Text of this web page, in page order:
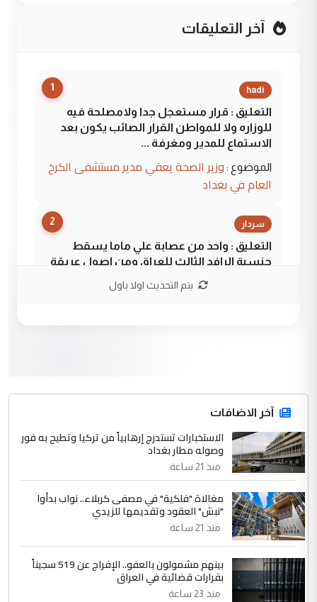
آخر التعليقات
1 hadi
التعليق : قرار مستعجل جدا ولامصلحة فيه
للوزاره ولا للمواطن القرار الصائب يكون بعد
الاستماع للمدير ومغرفة ...
الموضوع : وزير الصحة يعفي مدير مستشفى الكرخ
العام في بغداد
2 سردار
التعليق : واحد من عصابة علي ماما يسقط
جنسية الرافد الثالث للعراق ومن اصول عريقة
جنسية الرافد الثالث للعراق ومن اصول عريقة
ابا فرات ...
الموضوع :
الجواهري يرد على صدام حسين سل
مضجعيك يابن الزنا (نص كامل)
حيدر عاشور
التعليق : تحياتي لك استاذ حامدتركان. كلام
دقيق ومسؤول؛ فالاستثمار الحقيقي للإنسان
وثروات البلد يعتمد على الكفاءة ...
الموضوع :
بين الإهمال واغتصاب الأرض.. بلاد
الرافدين تعاني الجفاف والتصحر!!
يتم التحديث اولا باول
آخر الاضافات
الاستخبارات تستدرج إرهابياً من تركيا وتطيح به فور
وصوله مطار بغداد
منذ 21 ساعة
مغالاة "فلكية" في مصفى كربلاء.. نواب بدأوا
"نبش" العقود وتقديمها للزيدي
منذ 21 ساعة
بينهم مشمولون بالعفو.. الإفراج عن 519 سجيناً
بقرارات قضائية في العراق
منذ 23 ساعة